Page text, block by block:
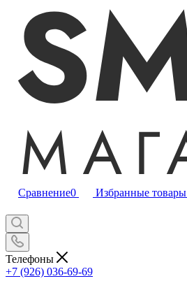
Сравнение0 Избранные товары
Телефоны
+7 (926) 036-69-69